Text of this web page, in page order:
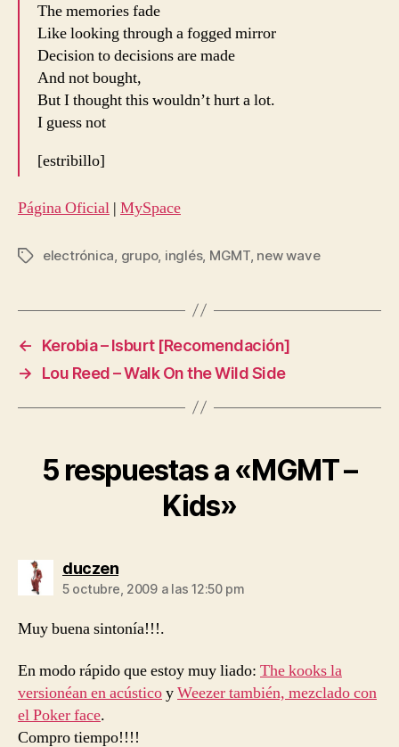
The memories fade
Like looking through a fogged mirror
Decision to decisions are made
And not bought,
But I thought this wouldn’t hurt a lot.
I guess not
[estribillo]
Página Oficial | MySpace
Etiquetas
electrónica grupo, inglés, MGMT, new wave
←
Kerobia – Isburt [Recomendación]
→
Lou Reed – Walk On the Wild Side
5 respuestas a «MGMT –
Kids»
duczendice:
5 octubre, 2009 a las 12:50 pm
Muy buena sintonía!!!.
En modo rápido que estoy muy liado: The kooks la
versionéan en acústicoyWeezer también, mezclado con
el Poker face.
Compro tiempo!!!!